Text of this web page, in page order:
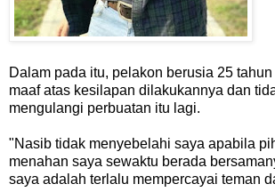
Dalam pada itu, pelakon berusia 25
maaf atas kesilapan dilakukannya dan
mengulangi perbuatan itu lagi.
"Nasib tidak menyebelahi saya apabila
menahan saya sewaktu berada
saya adalah terlalu mempercayai teman